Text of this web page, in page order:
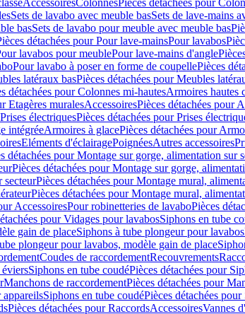
AccessoiresColonnesPièces détachées pour
Sets de lavabo avec meuble basSets de lave-mains
basSets de lavabo pour meuble avec meuble bas
détachées pour Pour lave-mainsPour lavabos
lavabos pour meublePour lave-mains d'angle
Pour lavabo à poser en forme de coupellePièces
latéraux basPièces détachées pour Meubles
détachées pour Colonnes mi-hautesArmoires hautes
Etagères muralesAccessoiresPièces détachées pour
Prises électriquesPièces détachées pour Prises
intégréeArmoires à glacePièces détachées pour
Eléments d'éclairagePoignéesAutres accessoires
détachées pour Montage sur gorge, alimentation sur
Pièces détachées pour Montage sur gorge,
secteurPièces détachées pour Montage mural,
Pièces détachées pour Montage mural,
AccessoiresPour robinetteries de lavaboPièces
pour Vidages pour lavabosSiphons en tube
gain de placeSiphons à tube plongeur pour lavabos
plongeur pour lavabos, modèle gain de place
Coudes de raccordementRecouvrements
Siphons en tube coudéPièces détachées pour
Manchons de raccordementPièces détachées pour
appareilsSiphons en tube coudéPièces détachées
Pièces détachées pour RaccordsAccessoiresVannes